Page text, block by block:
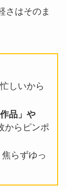
さはそのま
しいから
作品」や
からピンポ
焦らずゆっ